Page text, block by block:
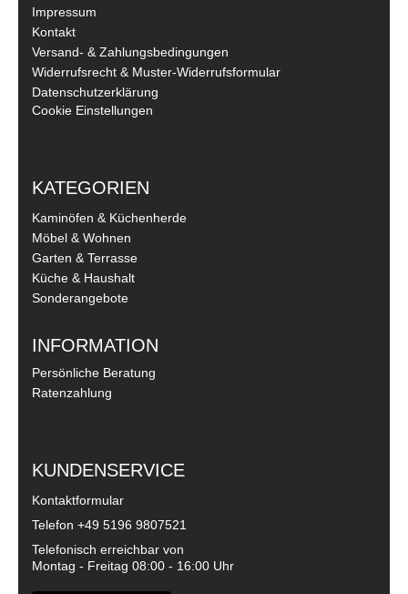
Impressum
Kontakt
Versand- & Zahlungsbedingungen
Widerrufsrecht & Muster-Widerrufsformular
Datenschutzerklärung
Cookie Einstellungen
KATEGORIEN
Kaminöfen & Küchenherde
Möbel & Wohnen
Garten & Terrasse
Küche & Haushalt
Sonderangebote
INFORMATION
Persönliche Beratung
Ratenzahlung
KUNDENSERVICE
Kontaktformular
Telefon +49 5196 9807521
Telefonisch erreichbar von
Montag - Freitag 08:00 - 16:00 Uhr